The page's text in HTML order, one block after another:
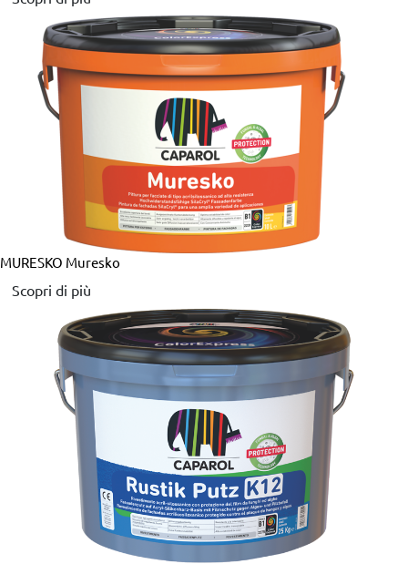
MURESKO Muresko
Scopri di più